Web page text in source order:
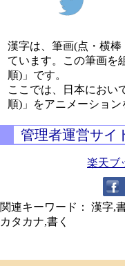
漢字は、筆画(点・横
ています。この筆画を
順)」です。
ここでは、日本におい
順)」をアニメーション
管理者運営サイ
楽天ブ
関連キーワード： 漢字,
カタカナ,書く